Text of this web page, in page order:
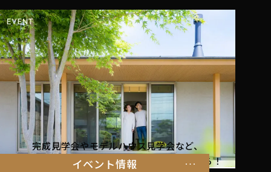
イベント情報
完成見学会やモデルハウス見学会など、
暮らしを体感できるイベント情報はこちらから！